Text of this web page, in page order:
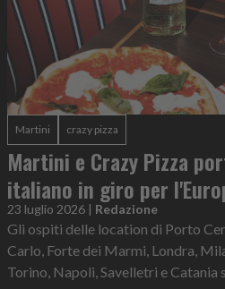
Martini crazy pizza
Martini e Crazy Pizza
italiano in giro per
23 luglio 2026 | Redazione
Gli ospiti delle location di Porto
Carlo, Forte dei Marmi, Londra,
Torino, Napoli, Savelletri e